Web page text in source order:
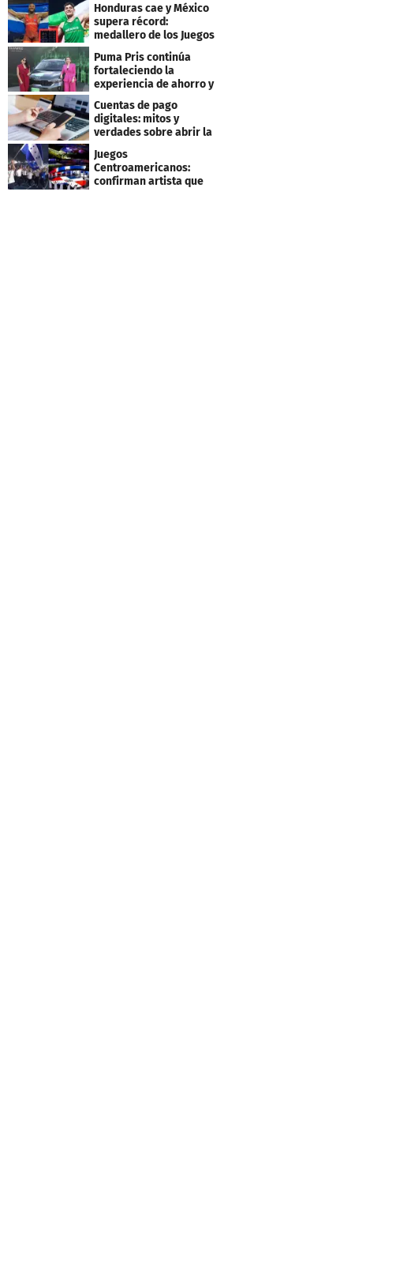
Honduras cae y México
supera récord:
medallero de los Juegos
Centroamericanos
Puma Pris continúa
fortaleciendo la
experiencia de ahorro y
beneficios para sus
clientes
Cuentas de pago
digitales: mitos y
verdades sobre abrir la
Juegos
Centroamericanos:
confirman artista que